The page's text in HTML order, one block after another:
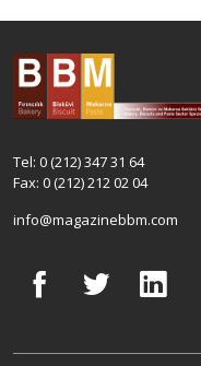
Tel: 0 (212) 347 31 64
Fax: 0 (212) 212 02 04
info@magazinebbm.com